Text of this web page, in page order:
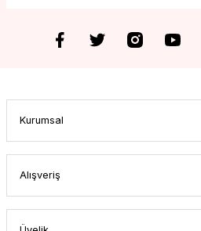
Kurumsal
Alışveriş